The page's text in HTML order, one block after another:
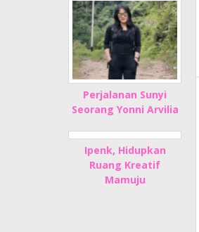
Perjalanan Sunyi
Seorang Yonni Arvilia
Ipenk, Hidupkan
Ruang Kreatif
Mamuju